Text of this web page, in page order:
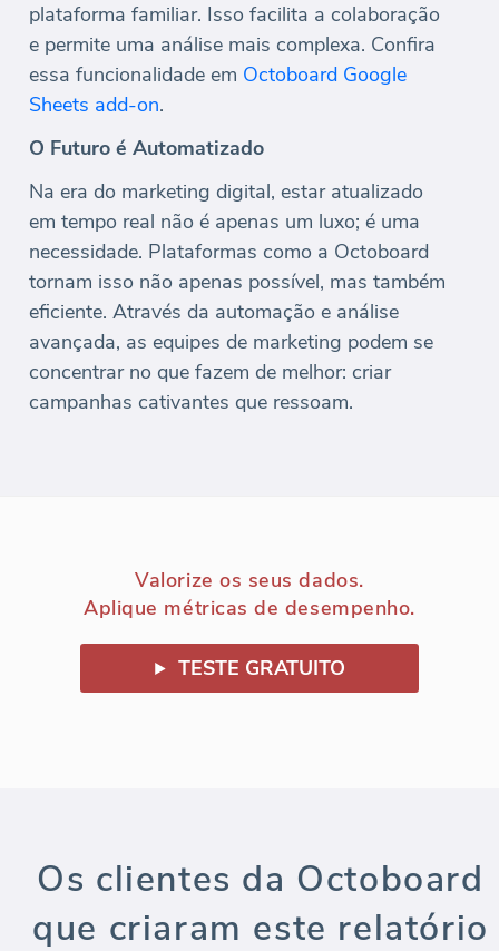
plataforma familiar. Isso facilita a colaboração
e permite uma análise mais complexa. Confira
essa funcionalidade em Octoboard Google
Sheets add-on.
O Futuro é Automatizado
Na era do marketing digital, estar atualizado
em tempo real não é apenas um luxo; é uma
necessidade. Plataformas como a Octoboard
tornam isso não apenas possível, mas também
eficiente. Através da automação e análise
avançada, as equipes de marketing podem se
concentrar no que fazem de melhor: criar
campanhas cativantes que ressoam.
Valorize os seus dados.
Aplique métricas de desempenho.
TESTE GRATUITO
Os clientes da Octoboard
que criaram este relatório